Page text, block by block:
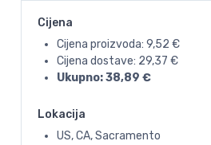
Cijena
Cijena proizvoda: 9,52 €
Cijena dostave: 29,37 €
Ukupno:38,89 €
Lokacija
US, CA, Sacramento